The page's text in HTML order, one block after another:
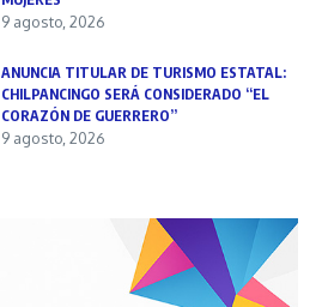
9 agosto, 2026
ANUNCIA TITULAR DE TURISMO ESTATAL:
CHILPANCINGO SERÁ CONSIDERADO “EL
CORAZÓN DE GUERRERO”
9 agosto, 2026